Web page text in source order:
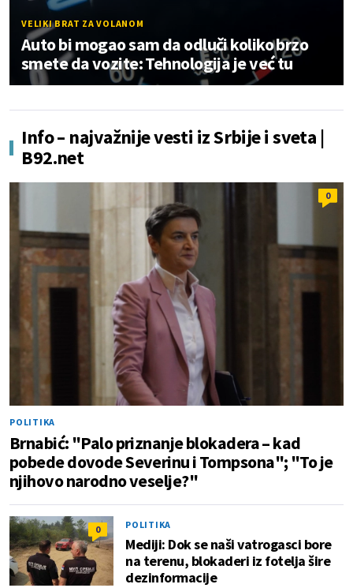
VELIKI BRAT ZA VOLANOM
Auto bi mogao sam da odluči koliko brzo
smete da vozite: Tehnologija je već tu
Info – najvažnije vesti iz Srbije i sveta |
B92.net
0
POLITIKA
Brnabić: "Palo priznanje blokadera – kad
pobede dovode Severinu i Tompsona"; "To je
njihovo narodno veselje?"
0 POLITIKA
Mediji: Dok se naši vatrogasci bore
na terenu, blokaderi iz fotelja šire
dezinformacije